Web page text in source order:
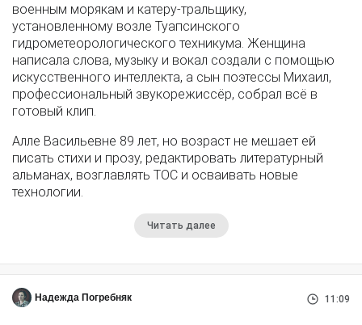
военным морякам и катеру-тральщику,
установленному возле Туапсинского
гидрометеорологического техникума. Женщина
написала слова, музыку и вокал создали с помощью
искусственного интеллекта, а сын поэтессы Михаил,
профессиональный звукорежиссёр, собрал всё в
готовый клип.
Алле Васильевне 89 лет, но возраст не мешает ей
писать стихи и прозу, редактировать литературный
альманах, возглавлять ТОС и осваивать новые
технологии.
Читать далее
Надежда Погребняк 11:09